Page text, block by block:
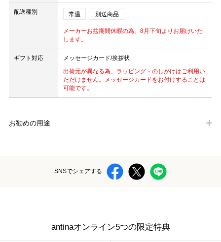
配送種別 常温 別送商品
メーカーお盆期間休暇の為、8月下旬よりお届けいた
します。
ギフト対応
メッセージカード/挨拶状
出荷元が異なる為、ラッピング・のしがけはご利用い
ただけません。メッセージカードをお付けすることは
可能です。
お勧めの用途
SNSでシェアする
antinaオンライン5つの限定特典